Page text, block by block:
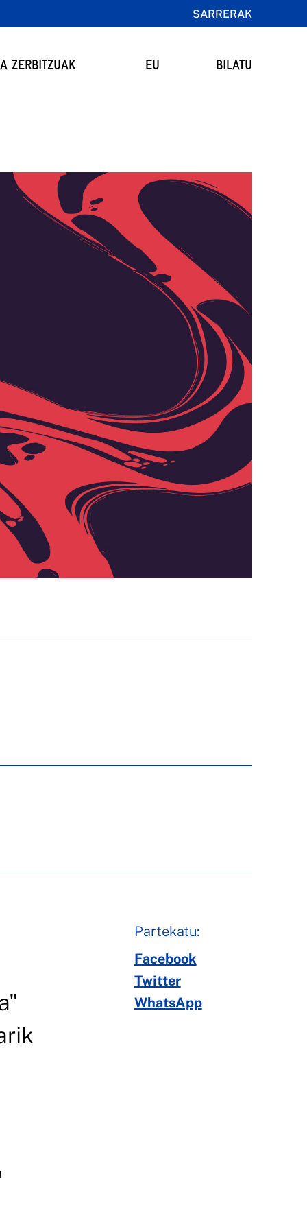
SARRERAK
ZERBITZUAK
EU BILATU
Partekatu:
Facebook
Twitter
WhatsApp